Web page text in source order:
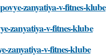
zanyatiya-v-fitnes-klube
zanyatiya-v-fitnes-klube
zanyatiya-v-fitnes-klube